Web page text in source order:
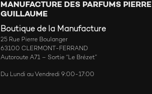
MANUFACTURE DES PARFUMS PIERRE
GUILLAUME
Boutique de la Manufacture
25 Rue Pierre Boulanger
63100 CLERMONT-FERRAND
Autoroute A71 – Sortie “Le Brézet”
Du Lundi au Vendredi 9:00-17:00